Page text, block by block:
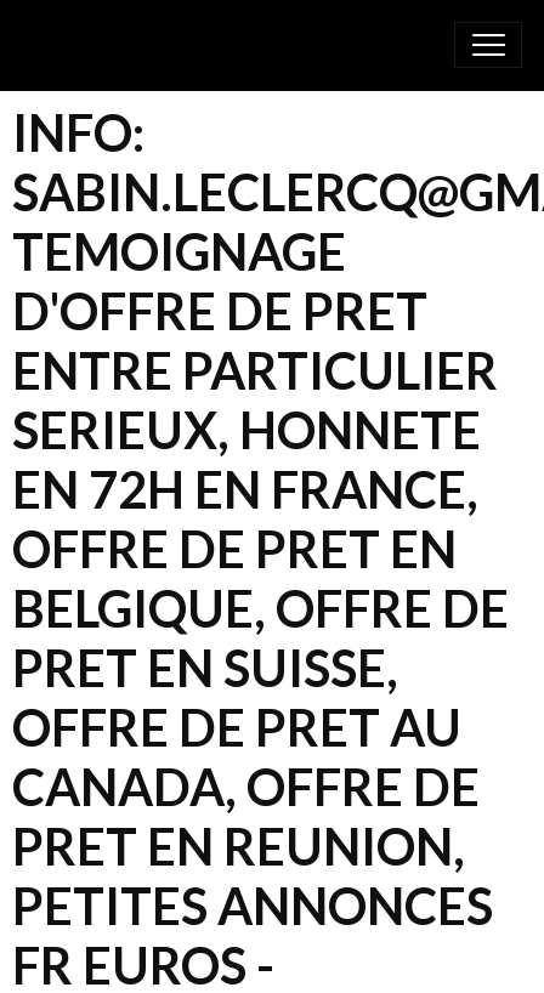
INFO:
TEMOIGNAGE
D'OFFRE DE PRET
ENTRE PARTICULIER
SERIEUX, HONNETE
EN 72H EN FRANCE,
OFFRE DE PRET EN
BELGIQUE, OFFRE DE
PRET EN SUISSE,
OFFRE DE PRET AU
CANADA, OFFRE DE
PRET EN REUNION,
PETITES ANNONCES
FR EUROS -